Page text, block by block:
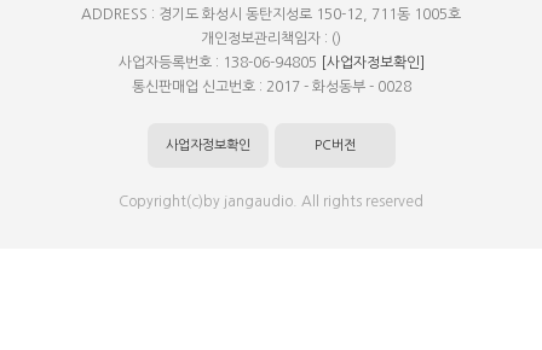
ADDRESS : 경기도 화성시 동탄지성로 150-12, 711동 1005호
개인정보관리책임자 : ()
사업자등록번호 : 138-06-94805
[사업자정보확인]
통신판매업 신고번호 : 2017 - 화성동부 - 0028
사업자정보확인 PC버전
Copyright(c)by jangaudio. All rights reserved